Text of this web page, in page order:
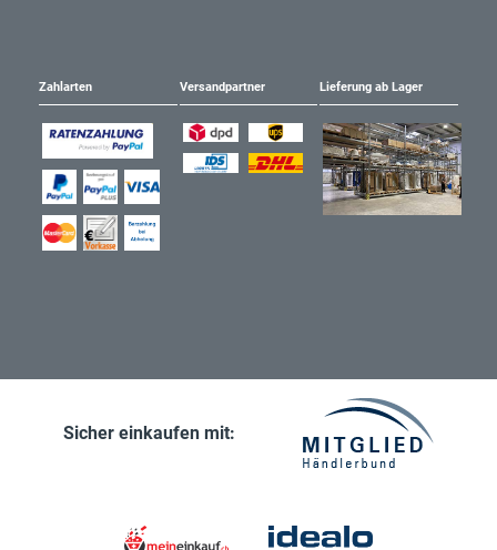
Zahlarten Versandpartner Lieferung ab Lager
Sicher einkaufen mit: